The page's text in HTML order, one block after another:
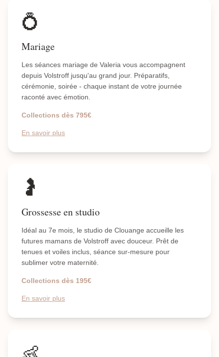
💍
Mariage
Les séances mariage de Valeria vous accompagnent
depuis Volstroff jusqu'au grand jour. Préparatifs,
cérémonie, soirée - chaque instant de votre journée
raconté avec émotion.
Collections dès 795€
En savoir plus
🤰
Grossesse en studio
Idéal au 7e mois, le studio de Clouange accueille les
futures mamans de Volstroff avec douceur. Prêt de
tenues et voiles inclus, séance sur-mesure pour
sublimer votre maternité.
Collections dès 195€
En savoir plus
👶